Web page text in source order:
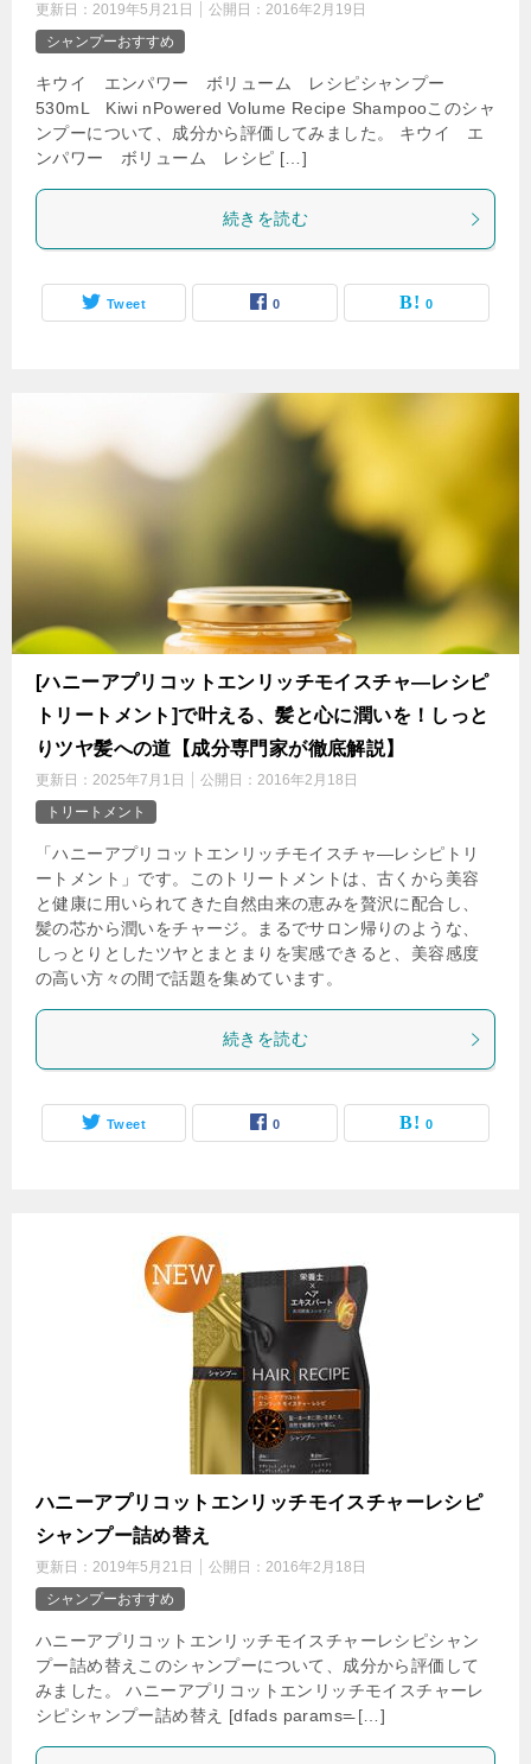
更新日： 2019年5月21日 公開日： 2016年2月19日
シャンプーおすすめ
キウイ エンパワー ボリューム レシピシャンプー
530mL Kiwi nPowered Volume Recipe Shampooこのシャ
ンプーについて、成分から評価してみました。 キウイ エ
ンパワー ボリューム レシピ […]
続きを読む
Tweet 0 0
[ハニーアプリコットエンリッチモイスチャ―レシピ
トリートメント]で叶える、髪と心に潤いを！しっと
りツヤ髪への道【成分専門家が徹底解説】
更新日： 2025年7月1日 公開日： 2016年2月18日
トリートメント
「ハニーアプリコットエンリッチモイスチャ―レシピトリ
ートメント」です。このトリートメントは、古くから美容
と健康に用いられてきた自然由来の恵みを贅沢に配合し、
髪の芯から潤いをチャージ。まるでサロン帰りのような、
しっとりとしたツヤとまとまりを実感できると、美容感度
の高い方々の間で話題を集めています。
続きを読む
Tweet 0 0
ハニーアプリコットエンリッチモイスチャーレシピ
シャンプー詰め替え
更新日： 2019年5月21日 公開日： 2016年2月18日
シャンプーおすすめ
ハニーアプリコットエンリッチモイスチャーレシピシャン
プー詰め替えこのシャンプーについて、成分から評価して
みました。 ハニーアプリコットエンリッチモイスチャーレ
シピシャンプー詰め替え [dfads params=̵ […]